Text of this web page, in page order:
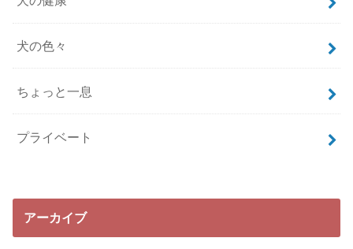
犬の色々
ちょっと一息
プライベート
アーカイブ